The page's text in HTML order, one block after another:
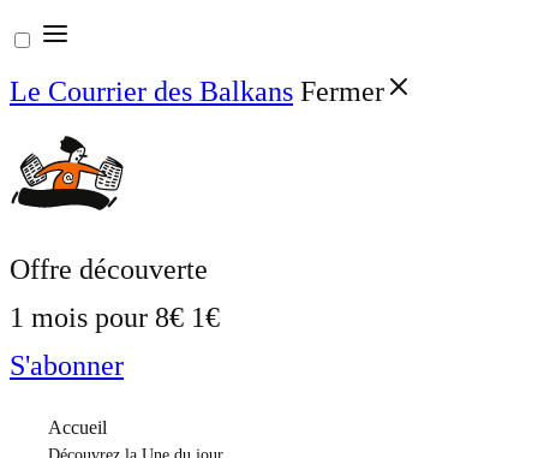
Aller
au
contenu
Le Courrier des Balkans Fermer
Offre découverte
1 mois pour 8€ 1€
S'abonner
Accueil